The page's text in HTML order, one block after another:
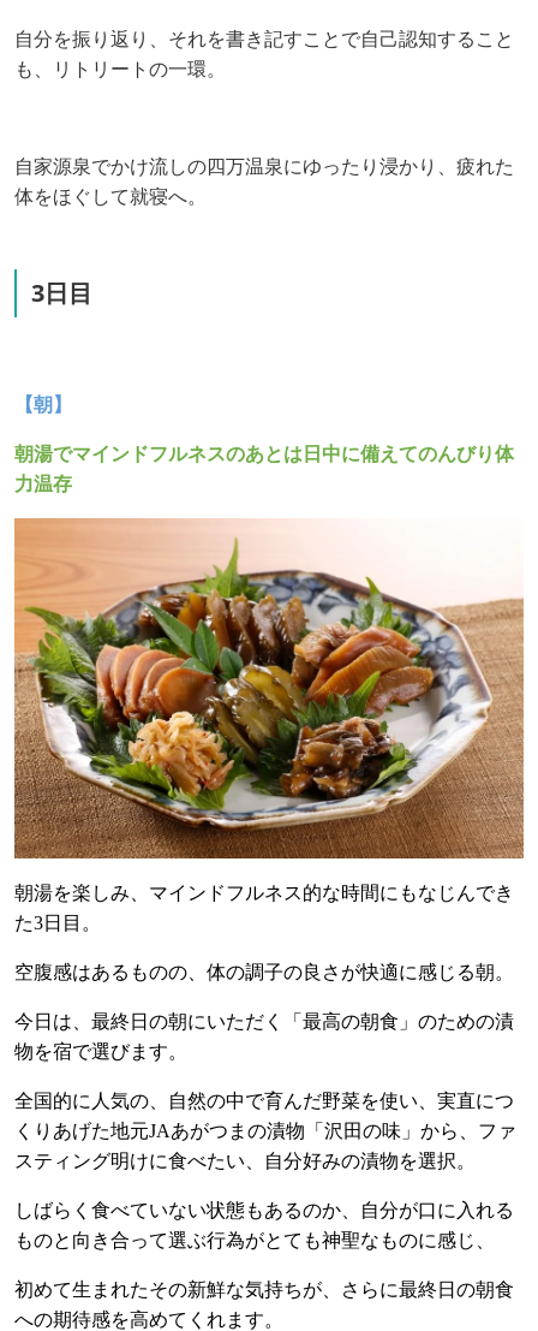
自分を振り返り、それを書き記すことで自己認知すること
も、リトリートの一環。
自家源泉でかけ流しの四万温泉にゆったり浸かり、疲れた
体をほぐして就寝へ。
3日目
【朝】
朝湯でマインドフルネスのあとは日中に備えてのんびり体
力温存
朝湯を楽しみ、マインドフルネス的な時間にもなじんでき
た3日目。
空腹感はあるものの、体の調子の良さが快適に感じる朝。
今日は、最終日の朝にいただく「最高の朝食」のための漬
物を宿で選びます。
全国的に人気の、自然の中で育んだ野菜を使い、実直につ
くりあげた地元JAあがつまの漬物「沢田の味」から、ファ
スティング明けに食べたい、自分好みの漬物を選択。
しばらく食べていない状態もあるのか、自分が口に入れる
ものと向き合って選ぶ行為がとても神聖なものに感じ、
初めて生まれたその新鮮な気持ちが、さらに最終日の朝食
への期待感を高めてくれます。